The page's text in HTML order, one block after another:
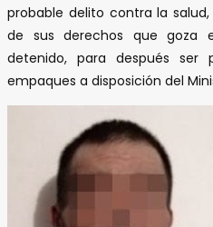
probable delito contra la
de sus derechos que goza
detenido, para después
empaques a disposición del